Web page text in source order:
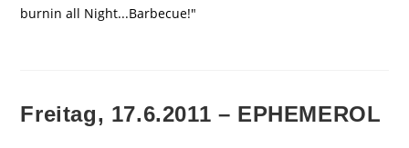
burnin all Night...Barbecue!"
Freitag, 17.6.2011 – EPHEMEROL